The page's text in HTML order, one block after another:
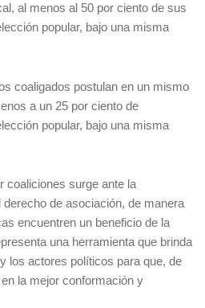
al menos al 50 por ciento de sus
popular, bajo una misma
coaligados postulan en un mismo
a un 25 por ciento de
popular, bajo una misma
coaliciones surge ante la
de asociación, de manera
encuentren un beneficio de la
una herramienta que brinda
los actores políticos para que, de
la mejor conformación y